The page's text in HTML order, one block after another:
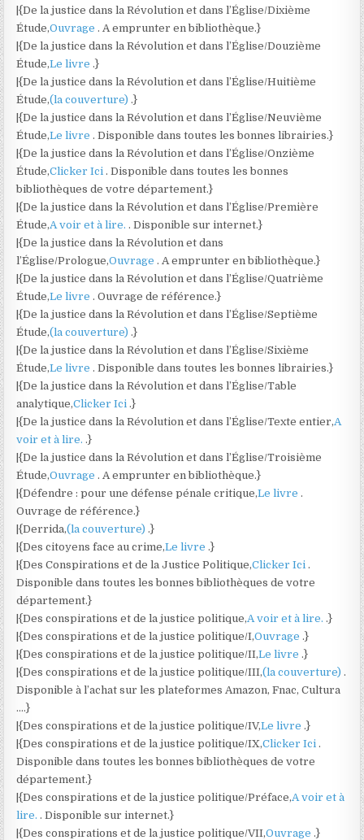
|{De la justice dans la Révolution et dans l’Église/Dixième
Étude,Ouvrage . A emprunter en bibliothèque.}
|{De la justice dans la Révolution et dans l’Église/Douzième
Étude,Le livre .}
|{De la justice dans la Révolution et dans l’Église/Huitième
Étude,(la couverture) .}
|{De la justice dans la Révolution et dans l’Église/Neuvième
Étude,Le livre . Disponible dans toutes les bonnes librairies.}
|{De la justice dans la Révolution et dans l’Église/Onzième
Étude,Clicker Ici . Disponible dans toutes les bonnes
bibliothèques de votre département.}
|{De la justice dans la Révolution et dans l’Église/Première
Étude,A voir et à lire. . Disponible sur internet.}
|{De la justice dans la Révolution et dans
l’Église/Prologue,Ouvrage . A emprunter en bibliothèque.}
|{De la justice dans la Révolution et dans l’Église/Quatrième
Étude,Le livre . Ouvrage de référence.}
|{De la justice dans la Révolution et dans l’Église/Septième
Étude,(la couverture) .}
|{De la justice dans la Révolution et dans l’Église/Sixième
Étude,Le livre . Disponible dans toutes les bonnes librairies.}
|{De la justice dans la Révolution et dans l’Église/Table
analytique,Clicker Ici .}
|{De la justice dans la Révolution et dans l’Église/Texte entier,A
voir et à lire. .}
|{De la justice dans la Révolution et dans l’Église/Troisième
Étude,Ouvrage . A emprunter en bibliothèque.}
|{Défendre : pour une défense pénale critique,Le livre .
Ouvrage de référence.}
|{Derrida,(la couverture) .}
|{Des citoyens face au crime,Le livre .}
|{Des Conspirations et de la Justice Politique,Clicker Ici .
Disponible dans toutes les bonnes bibliothèques de votre
département.}
|{Des conspirations et de la justice politique,A voir et à lire. .}
|{Des conspirations et de la justice politique/I,Ouvrage .}
|{Des conspirations et de la justice politique/II,Le livre .}
|{Des conspirations et de la justice politique/III,(la couverture) .
Disponible à l’achat sur les plateformes Amazon, Fnac, Cultura
….}
|{Des conspirations et de la justice politique/IV,Le livre .}
|{Des conspirations et de la justice politique/IX,Clicker Ici .
Disponible dans toutes les bonnes bibliothèques de votre
département.}
|{Des conspirations et de la justice politique/Préface,A voir et à
lire. . Disponible sur internet.}
|{Des conspirations et de la justice politique/VII,Ouvrage .}